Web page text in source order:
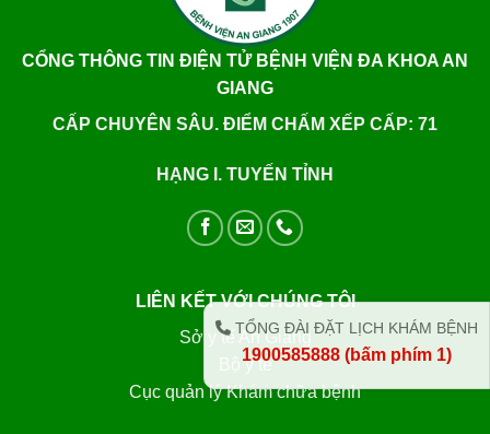
CỔNG THÔNG TIN ĐIỆN TỬ BỆNH VIỆN ĐA KHOA AN
GIANG
CẤP CHUYÊN SÂU. ĐIỂM CHẤM XẾP CẤP: 71
HẠNG I. TUYẾN TỈNH
LIÊN KẾT VỚI CHÚNG TÔI
Sở y tế An Giang
Bộ y tế
Cục quản lý Khám chữa bệnh
TỔNG ĐÀI ĐẶT LỊCH KHÁM BỆNH
1900585888 (bấm phím 1)